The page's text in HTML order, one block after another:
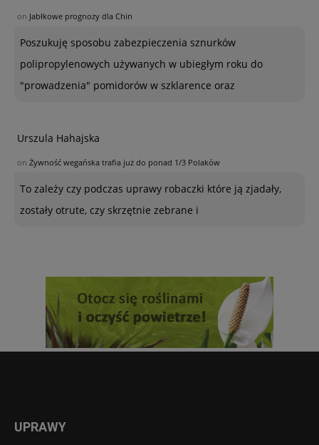
on Jabłkowe prognozy dla Chin
Poszukuję sposobu zabezpieczenia sznurków
polipropylenowych używanych w ubiegłym roku do
"prowadzenia" pomidorów w szklarence oraz
Urszula Hahajska
on Żywność wegańska trafia już do ponad 1/3 Polaków
To zależy czy podczas uprawy robaczki które ją zjadały,
zostały otrute, czy skrzętnie zebrane i
UPRAWY